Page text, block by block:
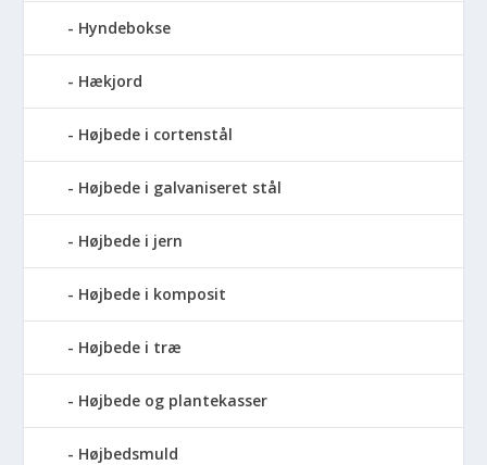
Hyndebokse
Hækjord
Højbede i cortenstål
Højbede i galvaniseret stål
Højbede i jern
Højbede i komposit
Højbede i træ
Højbede og plantekasser
Højbedsmuld